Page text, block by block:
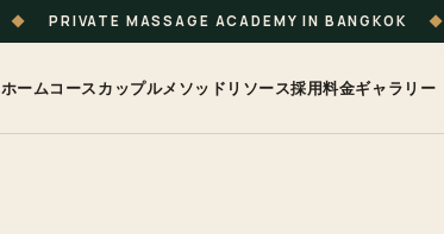
◆ PRIVATE MASSAGE ACADEMY IN BANGKOK ◆
ホームコースカップルメソッド リソース採用料金ギャラリー